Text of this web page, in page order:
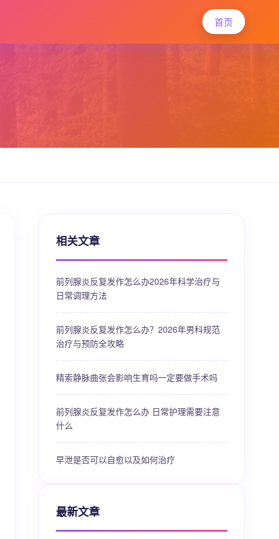
首页
相关文章
前列腺炎反复发作怎么办2026年科学治疗与
日常调理方法
前列腺炎反复发作怎么办？2026年男科规范
治疗与预防全攻略
精索静脉曲张会影响生育吗一定要做手术吗
前列腺炎反复发作怎么办 日常护理需要注意
什么
早泄是否可以自愈以及如何治疗
最新文章